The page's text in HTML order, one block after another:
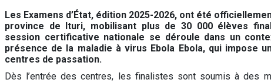
Les Examens d’État, édition 2025-2026, ont été
province de Ituri, mobilisant plus de 30 000 élèves
session certificative nationale se déroule dans un
présence de la maladie à virus Ebola Ebola, qui impose
centres de passation.
Dès l’entrée des centres, les finalistes sont soumis à des